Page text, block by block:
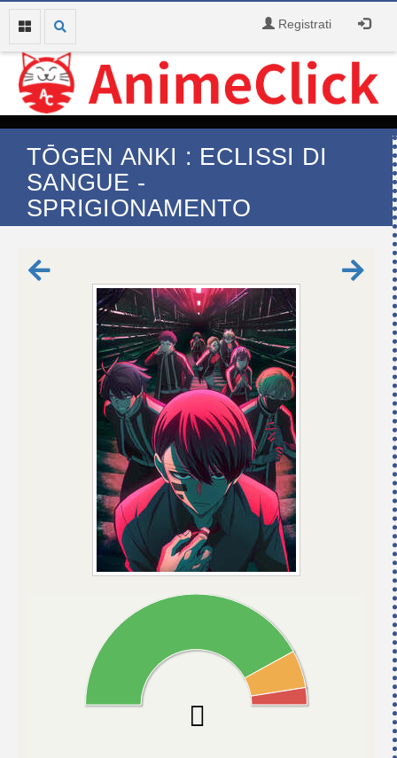
Registrati
TŌGEN ANKI : ECLISSI DI
SANGUE -
SPRIGIONAMENTO